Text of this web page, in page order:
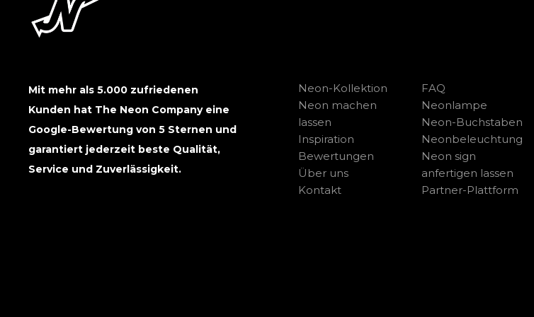
Mit mehr als 5.000 zufriedenen
Kunden hat The Neon Company eine
Google-Bewertung von 5 Sternen und
garantiert jederzeit beste Qualität,
Service und Zuverlässigkeit.
Neon-Kollektion
Neon machen
lassen
Inspiration
Bewertungen
Über uns
Kontakt
FAQ
Neonlampe
Neon-Buchstaben
Neonbeleuchtung
Neon sign
anfertigen lassen
Partner-Plattform